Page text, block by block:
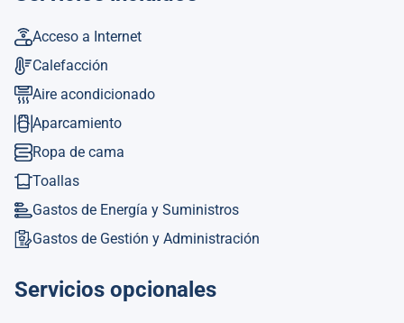
Dispone de mobiliario de jardín, parcela vallada, terraza,
plancha, acceso gratuito a internet (wifi), calefacción
central de gas, aire acondicionado en el salón, piscina
privada, parking aire libre en mismo edificio, 1 Televisor.
La cocina americana, de vitrocerámica, está equipada con
nevera, microondas, horno, congelador, lavadora,
lavavajillas, vajilla/cubertería, utensilios/cocina, cafetera,
tostadora, hervidor de agua y exprimidor.
Ref. Turística: VT-486233-A
Acceso a Internet
Calefacción
Aire acondicionado
Aparcamiento
Ropa de cama
Toallas
Gastos de Energía y Suministros
Gastos de Gestión y Administración
Servicios opcionales